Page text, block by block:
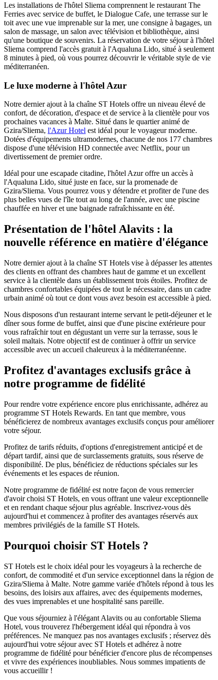
Les installations de l'hôtel Sliema comprennent le restaurant The
Ferries avec service de buffet, le Dialogue Cafe, une terrasse sur le
toit avec une vue imprenable sur la mer, une consigne à bagages, un
salon de massage, un salon avec télévision et bibliothèque, ainsi
qu'une boutique de souvenirs. La réservation de votre séjour à l'hôtel
Sliema comprend l'accès gratuit à l'Aqualuna Lido, situé à seulement
8 minutes à pied, où vous pourrez découvrir le véritable style de vie
méditerranéen.
Le luxe moderne à l'hôtel Azur
Notre dernier ajout à la chaîne ST Hotels offre un niveau élevé de
confort, de décoration, d'espace et de service à la clientèle pour vos
prochaines vacances à Malte. Situé dans le quartier animé de
Gzira/Sliema, l'Azur Hotel est idéal pour le voyageur moderne.
Dotées d'équipements ultramodernes, chacune de nos 177 chambres
dispose d'une télévision HD connectée avec Netflix, pour un
divertissement de premier ordre.
Idéal pour une escapade citadine, l'hôtel Azur offre un accès à
l'Aqualuna Lido, situé juste en face, sur la promenade de
Gzira/Sliema. Vous pourrez vous y détendre et profiter de l'une des
plus belles vues de l'île tout au long de l'année, avec une piscine
chauffée en hiver et une baignade rafraîchissante en été.
Présentation de l'hôtel Alavits : la
nouvelle référence en matière d'élégance
Notre dernier ajout à la chaîne ST Hotels vise à dépasser les attentes
des clients en offrant des chambres haut de gamme et un excellent
service à la clientèle dans un établissement trois étoiles. Profitez de
chambres confortables équipées de tout le nécessaire, dans un cadre
urbain animé où tout ce dont vous avez besoin est accessible à pied.
Nous disposons d'un restaurant interne servant le petit-déjeuner et le
dîner sous forme de buffet, ainsi que d'une piscine extérieure pour
vous rafraîchir tout en dégustant un verre sur la terrasse, sous le
soleil maltais. Notre objectif est de continuer à offrir un service
accessible avec un accueil chaleureux à la méditerranéenne.
Profitez d'avantages exclusifs grâce à
notre programme de fidélité
Pour rendre votre expérience encore plus enrichissante, adhérez au
programme ST Hotels Rewards. En tant que membre, vous
bénéficierez de nombreux avantages exclusifs conçus pour améliorer
votre séjour.
Profitez de tarifs réduits, d'options d'enregistrement anticipé et de
départ tardif, ainsi que de surclassements gratuits, sous réserve de
disponibilité. De plus, bénéficiez de réductions spéciales sur les
événements et les espaces de réunion.
Notre programme de fidélité est notre façon de vous remercier
d'avoir choisi ST Hotels, en vous offrant une valeur exceptionnelle
et en rendant chaque séjour plus agréable. Inscrivez-vous dès
aujourd'hui et commencez à profiter des avantages réservés aux
membres privilégiés de la famille ST Hotels.
Pourquoi choisir ST Hotels ?
ST Hotels est le choix idéal pour les voyageurs à la recherche de
confort, de commodité et d'un service exceptionnel dans la région de
Gzira/Sliema à Malte. Notre gamme variée d'hôtels répond à tous les
besoins, des loisirs aux affaires, avec des équipements modernes,
des vues imprenables et une hospitalité sans pareille.
Que vous séjourniez à l'élégant Alavits ou au confortable Sliema
Hotel, vous trouverez l'hébergement idéal qui répondra à vos
préférences. Ne manquez pas nos avantages exclusifs ; réservez dès
aujourd'hui votre séjour avec ST Hotels et adhérez à notre
programme de fidélité pour bénéficier d'encore plus de récompenses
et vivre des expériences inoubliables. Nous sommes impatients de
vous accueillir !